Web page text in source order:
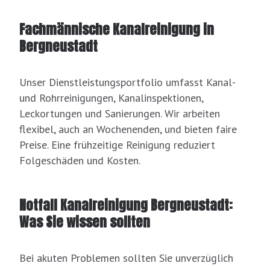
Fachmännische Kanalreinigung in
Bergneustadt
Unser Dienstleistungsportfolio umfasst Kanal-
und Rohrreinigungen, Kanalinspektionen,
Leckortungen und Sanierungen. Wir arbeiten
flexibel, auch an Wochenenden, und bieten faire
Preise. Eine frühzeitige Reinigung reduziert
Folgeschäden und Kosten.
Notfall Kanalreinigung Bergneustadt:
Was Sie wissen sollten
Bei akuten Problemen sollten Sie unverzüglich